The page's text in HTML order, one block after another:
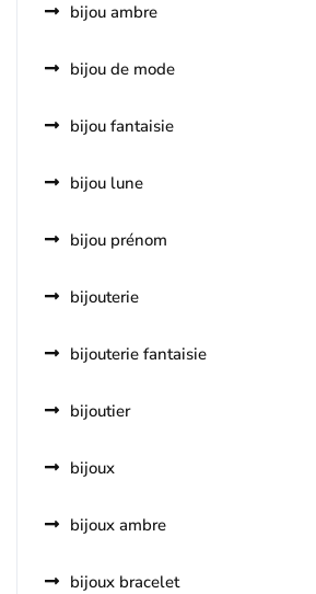
bijou ambre
bijou de mode
bijou fantaisie
bijou lune
bijou prénom
bijouterie
bijouterie fantaisie
bijoutier
bijoux
bijoux ambre
bijoux bracelet